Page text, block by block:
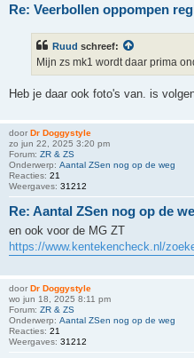
Re: Veerbollen oppompen
Ruud schreef:
Mijn zs mk1 wordt daar prima
Heb je daar ook foto's van. is
door Dr Doggystyle
zo jun 22, 2025 3:20 pm
Forum: ZR & ZS
Onderwerp: Aantal ZSen nog op de weg
Reacties: 21
Weergaves: 31212
Re: Aantal ZSen nog op de
en ook voor de MG ZT
https://www.kentekencheck.nl/
door Dr Doggystyle
wo jun 18, 2025 8:11 pm
Forum: ZR & ZS
Onderwerp: Aantal ZSen nog op de weg
Reacties: 21
Weergaves: 31212